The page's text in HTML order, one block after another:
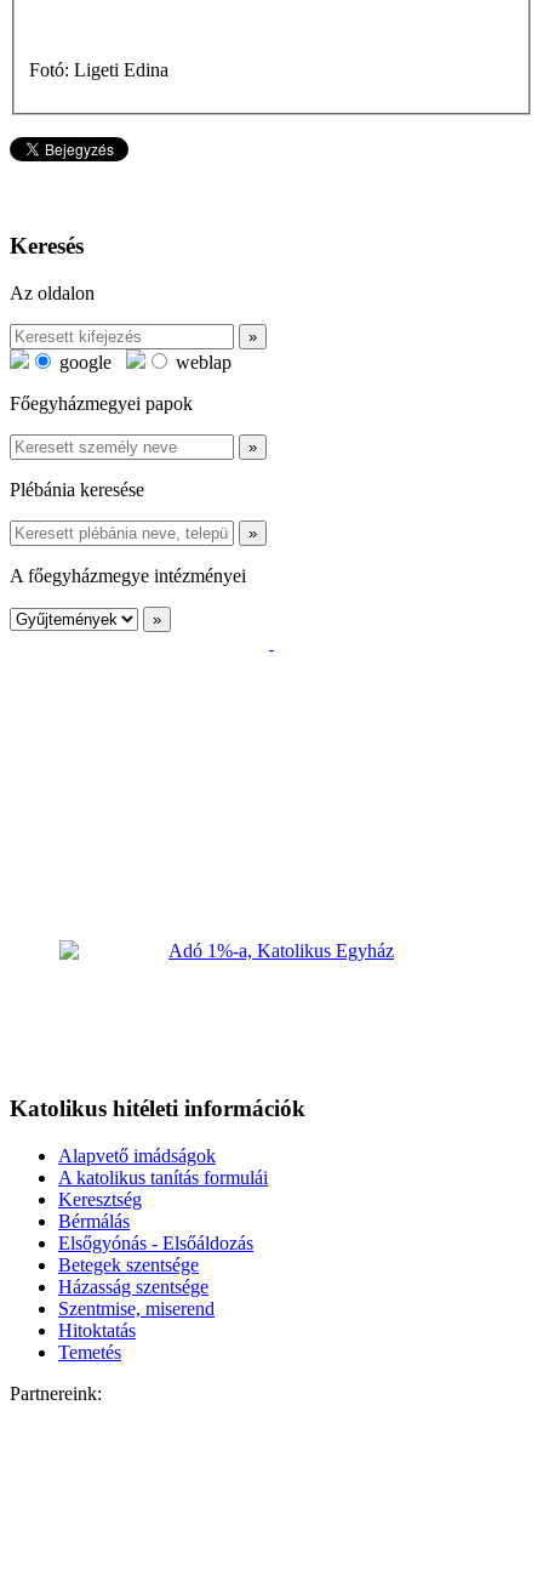
Fotó: Ligeti Edina
Keresés
Az oldalon
google
weblap
Főegyházmegyei papok
Plébánia keresése
A főegyházmegye intézményei
Katolikus hitéleti információk
Alapvető imádságok
A katolikus tanítás formulái
Keresztség
Bérmálás
Elsőgyónás - Elsőáldozás
Betegek szentsége
Házasság szentsége
Szentmise, miserend
Hitoktatás
Temetés
Partnereink: